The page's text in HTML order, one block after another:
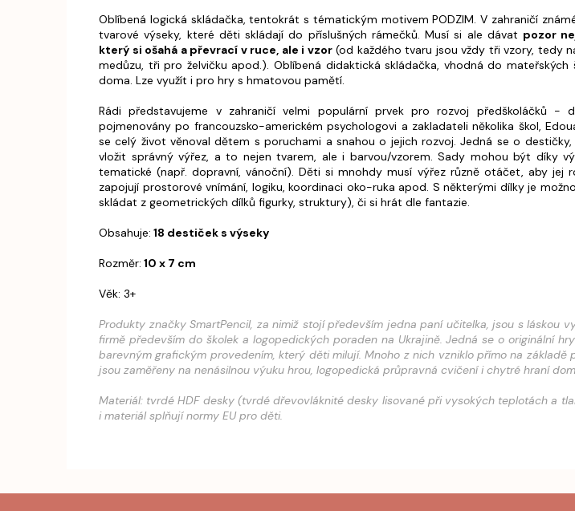
Oblíbená logická skládačka, tentokrát s tématickým motivem PODZIM. V zahraničí
tvarové výseky, které děti skládají do příslušných rámečků. Musí si ale dávat pozor
který si ošahá a převrací v ruce, ale i vzor(od každého tvaru jsou vždy tři vzory, tedy
medůzu, tři pro želvičku apod.). Oblíbená didaktická skládačka, vhodná do
doma. Lze využít i pro hry s hmatovou pamětí.
Rádi představujeme v zahraničí velmi populární prvek pro rozvoj předškoláčků -
pojmenovány po francouzsko-americkém psychologovi a zakladateli několika škol,
se celý život věnoval dětem s poruchami a snahou o jejich rozvoj. Jedná se o
vložit správný výřez, a to nejen tvarem, ale i barvou/vzorem. Sady mohou být díky
tematické (např. dopravní, vánoční). Děti si mnohdy musí výřez různě otáčet, aby jej
zapojují prostorové vnímání, logiku, koordinaci oko-ruka apod. S některými dílky je
skládat z geometrických dílků figurky, struktury), či si hrát dle fantazie.
Obsahuje: 18 destiček s výseky
Rozměr: 10 x 7 cm
Věk: 3+
Produkty značky SmartPencil, za nimiž stojí především jedna paní učitelka, jsou s láskou
firmě především do školek a logopedických poraden na Ukrajině. Jedná se o originální
barevným grafickým provedením, který děti milují. Mnoho z nich vzniklo přímo na základě
jsou zaměřeny na nenásilnou výuku hrou, logopedická průpravná cvičení i chytré hraní
Materiál: tvrdé HDF desky (tvrdé dřevovláknité desky lisované při vysokých teplotách a
i materiál splňují normy EU pro děti.